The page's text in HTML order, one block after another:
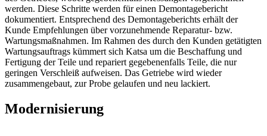
werden. Diese Schritte werden für einen Demontagebericht
dokumentiert. Entsprechend des Demontageberichts erhält der
Kunde Empfehlungen über vorzunehmende Reparatur- bzw.
Wartungsmaßnahmen. Im Rahmen des durch den Kunden getätigten
Wartungsauftrags kümmert sich Katsa um die Beschaffung und
Fertigung der Teile und repariert gegebenenfalls Teile, die nur
geringen Verschleiß aufweisen. Das Getriebe wird wieder
zusammengebaut, zur Probe gelaufen und neu lackiert.
Modernisierung